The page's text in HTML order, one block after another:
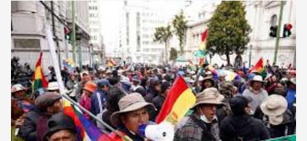
CORREO DE LECTORES
DEBATE
ARCHIVO
DECLARACIONES
OPINIÓN
ALTAMIRA RESPONDE
Política Obrera Revista
CONTACTO